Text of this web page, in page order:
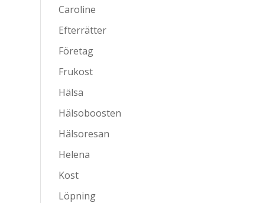
Caroline
Efterrätter
Företag
Frukost
Hälsa
Hälsoboosten
Hälsoresan
Helena
Kost
Löpning